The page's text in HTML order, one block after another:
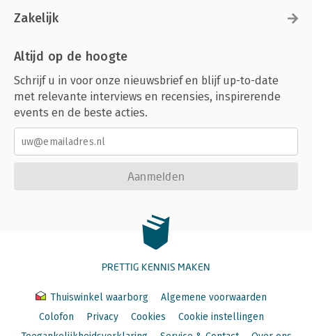
Zakelijk
Altijd op de hoogte
Schrijf u in voor onze nieuwsbrief en blijf up-to-date
met relevante interviews en recensies, inspirerende
events en de beste acties.
Aanmelden
PRETTIG KENNIS MAKEN
Thuiswinkel waarborg
Algemene voorwaarden
Colofon
Privacy Cookies
Cookie instellingen